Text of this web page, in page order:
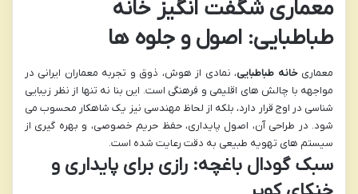
معماری شگفت انگیز خانه
طباطبایی: اصول و جلوه ها
معماریخانه طباطبایی، نمادی از هوش، ذوق و تجربه معماران ایرانی در
مواجهه با چالش های اقلیمی و فرهنگی است. این بنا نه تنها از نظر زیبایی
شناسی در اوج قرار دارد، بلکه از لحاظ مهندسی نیز یک شاهکار محسوب می
شود. در طراحی آن، اصول پایداری، حفظ حریم خصوصی، و بهره گیری از
سیستم های تهویه طبیعی به دقت رعایت شده است.
سبک گودال باغچه: رازی برای پایداری و